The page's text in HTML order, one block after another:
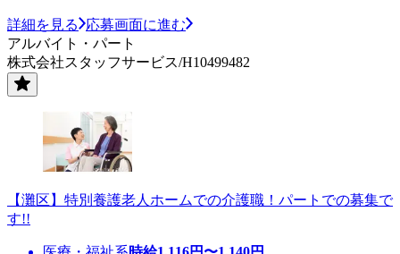
詳細を見る
応募画面に進む
アルバイト・パート
株式会社スタッフサービス/H10499482
【灘区】特別養護老人ホームでの介護職！パートでの募集で
す!!